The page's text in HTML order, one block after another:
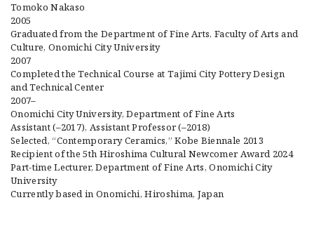
Tomoko Nakaso
2005
Graduated from the Department of Fine Arts, Faculty of Arts and
Culture, Onomichi City University
2007
Completed the Technical Course at Tajimi City Pottery Design
and Technical Center
2007–
Onomichi City University, Department of Fine Arts
Assistant (–2017), Assistant Professor (–2018)
Selected, “Contemporary Ceramics,” Kobe Biennale 2013
Recipient of the 5th Hiroshima Cultural Newcomer Award 2024
Part-time Lecturer, Department of Fine Arts, Onomichi City
University
Currently based in Onomichi, Hiroshima, Japan